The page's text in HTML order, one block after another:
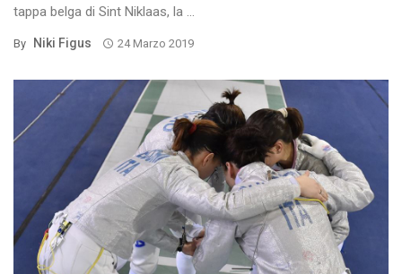
tappa belga di Sint Niklaas, la ...
By Niki Figus 24 Marzo 2019